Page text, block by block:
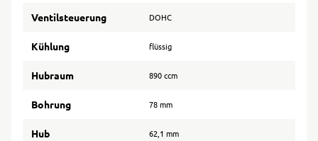
Ventilsteuerung DOHC
Kühlung flüssig
Hubraum 890 ccm
Bohrung 78 mm
Hub 62,1 mm